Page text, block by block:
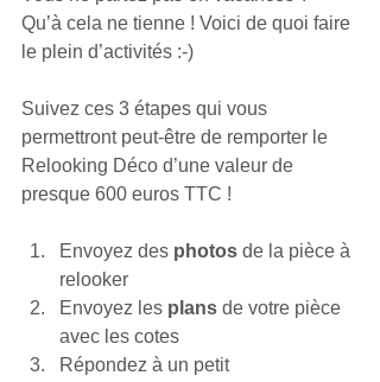
Qu’à cela ne tienne ! Voici de quoi faire
le plein d’activités :-)
Suivez ces 3 étapes qui vous
permettront peut-être de remporter le
Relooking Déco d’une valeur de
presque 600 euros TTC !
Envoyez des photos de la pièce à
relooker
Envoyez les plans de votre pièce
avec les cotes
Répondez à un petit